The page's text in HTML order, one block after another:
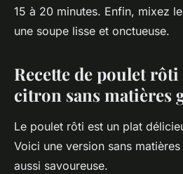
15 à 20 minutes. Enfin, mixez
une soupe lisse et onctueuse.
Recette de poulet
citron sans matières
Le poulet rôti est un plat
Voici une version sans
aussi savoureuse.